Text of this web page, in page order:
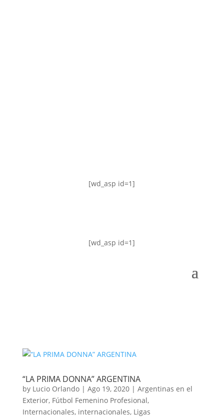
[wd_asp id=1]
[wd_asp id=1]
“LA PRIMA DONNA” ARGENTINA
by Lucio Orlando| Ago 19, 2020| Argentinas en el
Exterior, Fútbol Femenino Profesional,
Internacionales, internacionales, Ligas